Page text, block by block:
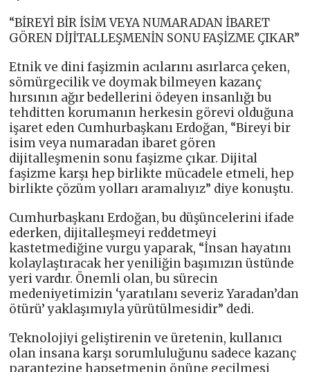
“BİREYİ BİR İSİM VEYA NUMARADAN İBARET
GÖREN DİJİTALLEŞMENİN SONU FAŞİZME ÇIKAR”
Etnik ve dini faşizmin acılarını asırlarca çeken,
sömürgecilik ve doymak bilmeyen kazanç
hırsının ağır bedellerini ödeyen insanlığı bu
tehditten korumanın herkesin görevi olduğuna
işaret eden Cumhurbaşkanı Erdoğan, “Bireyi bir
isim veya numaradan ibaret gören
dijitalleşmenin sonu faşizme çıkar. Dijital
faşizme karşı hep birlikte mücadele etmeli, hep
birlikte çözüm yolları aramalıyız” diye konuştu.
Cumhurbaşkanı Erdoğan, bu düşüncelerini ifade
ederken, dijitalleşmeyi reddetmeyi
kastetmediğine vurgu yaparak, “İnsan hayatını
kolaylaştıracak her yeniliğin başımızın üstünde
yeri vardır. Önemli olan, bu sürecin
medeniyetimizin ‘yaratılanı severiz Yaradan’dan
ötürü’ yaklaşımıyla yürütülmesidir” dedi.
Teknolojiyi geliştirenin ve üretenin, kullanıcı
olan insana karşı sorumluluğunu sadece kazanç
parantezine hapsetmenin önüne geçilmesi